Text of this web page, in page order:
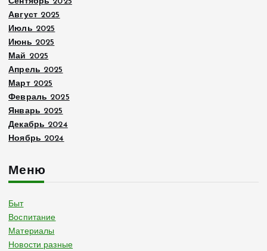
Август 2025
Июль 2025
Июнь 2025
Май 2025
Апрель 2025
Март 2025
Февраль 2025
Январь 2025
Декабрь 2024
Ноябрь 2024
Меню
Быт
Воспитание
Материалы
Новости разные